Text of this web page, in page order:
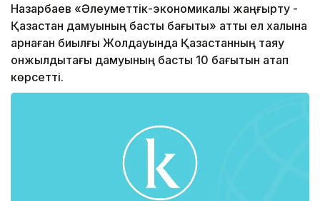
Назарбаев «Әлеуметтік-экономикалық жаңғырту -
Қазақстан дамуының басты бағыты» атты ел халқына
арнаған биылғы Жолдауында Қазақстанның таяу
онжылдықтағы дамуының басты 10 ба­ғытын атап
көрсетті.